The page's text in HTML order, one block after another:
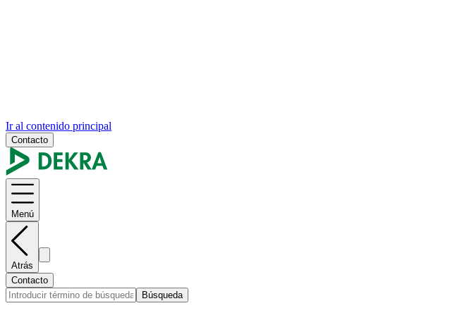
Ir al contenido principal
Contacto
Menú
Atrás
Contacto
Búsqueda